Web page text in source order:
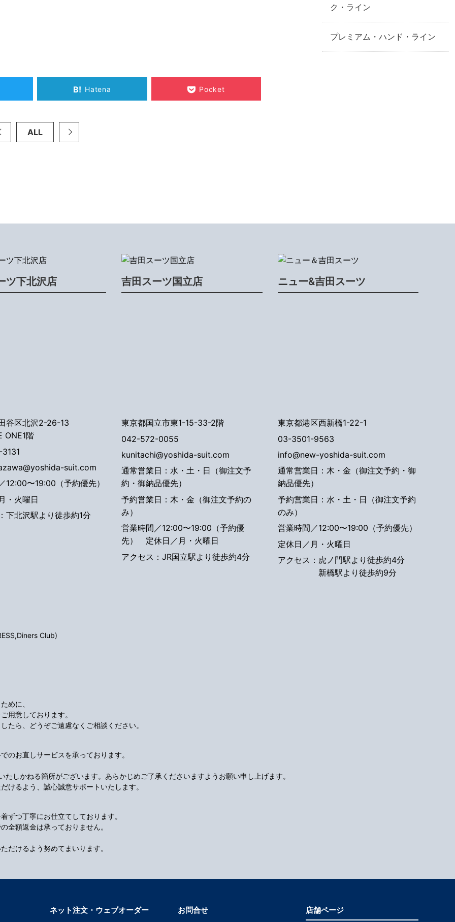
B! Hatena Pocket
ALL
ク・ライン
プレミアム・ハンド・ライン
ツ下北沢店
谷区北沢2-26-13
ONE1階
suit.com
12:00〜19:00（予約優先）
・火曜日
下北沢駅より徒歩約1分
吉田スーツ国立店
東京都国立市東1-15-33-2階
042-572-0055
kunitachi@yoshida-suit.com
通常営業日：水・土・日（御注文予
約・御納品優先）
予約営業日：木・金（御注文予約の
み）
営業時間／12:00〜19:00（予約優
先） 定休日／月・火曜日
アクセス：JR国立駅より徒歩約4分
ニュー&吉田スーツ
東京都港区西新橋1-22-1
03-3501-9563
info@new-yoshida-suit.com
通常営業日：木・金（御注文予約・御
納品優先）
予約営業日：水・土・日（御注文予約
のみ）
営業時間／12:00〜19:00（予約優先）
定休日／月・火曜日
アクセス： 虎ノ門駅より徒歩約4分
新橋駅より徒歩約9分
Club)
めに、
用意しております。
たら、どうぞご遠慮なくご相談ください。
のお直しサービスを承っております。
しかねる箇所がございます。あらかじめご了承くださいますようお願い申し上げます。
けるよう、誠心誠意サポートいたします。
ずつ丁寧にお仕立てしております。
全額返金は承っておりません。
だけるよう努めてまいります。
ネット注文・ウェブオーダー お問合せ 店舗ページ